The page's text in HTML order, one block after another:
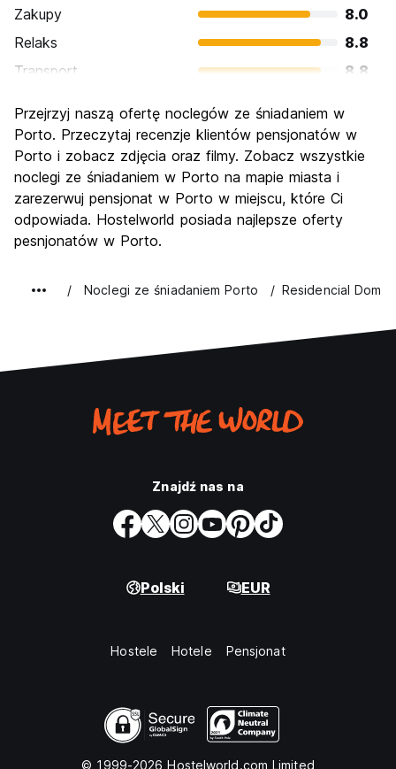
Zakupy
8.0
Relaks
8.8
Transport
8.8
Kultura
9.1
Imprezy
8.2
Najlepsza wartość
Przejrzyj naszą ofertę noclegów ze śniadaniem w
Porto. Przeczytaj recenzje klientów pensjonatów w
Porto i zobacz zdjęcia oraz filmy. Zobacz wszystkie
noclegi ze śniadaniem w Porto na mapie miasta i
zarezerwuj pensjonat w Porto w miejscu, które Ci
odpowiada. Hostelworld posiada najlepsze oferty
pesnjonatów w Porto.
Noclegi ze śniadaniem Porto Residencial Dom
Znajdź nas na
Polski EUR
Hostele Hotele Pensjonat
© 1999-2026 Hostelworld.com Limited